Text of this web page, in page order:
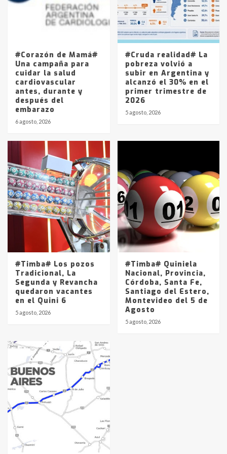
Los precios de los combustibles en
La Pampa, desde YPF hasta Axion
entre 857 a 1338 pesos
#Corazón de Mamá#
Una campaña para
cuidar la salud
cardiovascular
antes, durante y
después del
embarazo
6 agosto, 2026
#Cruda realidad# La
pobreza volvió a
subir en Argentina y
alcanzó el 30% en el
primer trimestre de
2026
5 agosto, 2026
#Timba# Los pozos
Tradicional, La
Segunda y Revancha
quedaron vacantes
en el Quini 6
5 agosto, 2026
#Timba# Quiniela
Nacional, Provincia,
Córdoba, Santa Fe,
Santiago del Estero,
Montevideo del 5 de
Agosto
5 agosto, 2026